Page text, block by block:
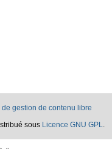
de gestion de contenu libre
sous Licence GNU GPL.